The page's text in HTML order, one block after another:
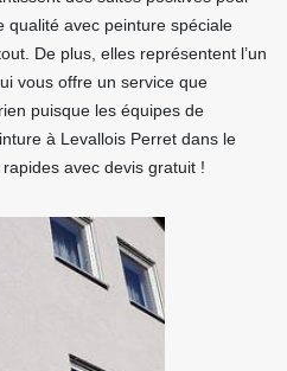
qualité avec peinture spéciale
De plus, elles représentent l’un
vous offre un service que
puisque les équipes de
à Levallois Perret dans le
avec devis gratuit !